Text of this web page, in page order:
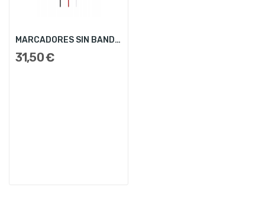
MARCADORES SIN BANDERAS NI COPA
31,50 €